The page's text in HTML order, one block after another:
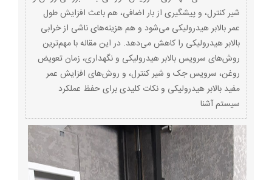
شیر کنترل، و پیشگیری از بار اضافی، هم باعث افزایش طول
عمر بالابر هیدرولیکی می‌شود و هم هزینه‌های ناشی از خرابی
بالابر هیدرولیکی را کاهش می‌دهد. در این مقاله با مهم‌ترین
روش‌های سرویس بالابر هیدرولیکی و نگهداری، زمان تعویض
روغن، سرویس جک و شیر کنترل، و روش‌های افزایش عمر
مفید بالابر هیدرولیکی و نکات کلیدی برای حفظ عملکرد
سیستم آشنا